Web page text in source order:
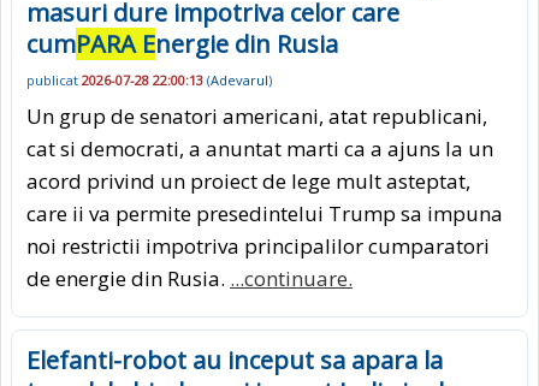
masuri dure impotriva celor care
cumPARA Energie din Rusia
publicat 2026-07-28 22:00:13 (Adevarul)
Un grup de senatori americani, atat republicani,
cat si democrati, a anuntat marti ca a ajuns la un
acord privind un proiect de lege mult asteptat,
care ii va permite presedintelui Trump sa impuna
noi restrictii impotriva principalilor cumparatori
de energie din Rusia. ...continuare.
Elefanti-robot au inceput sa apara la